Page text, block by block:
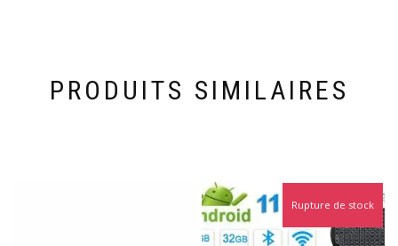
PRODUITS SIMILAIRES
Promo !
Rupture de stock